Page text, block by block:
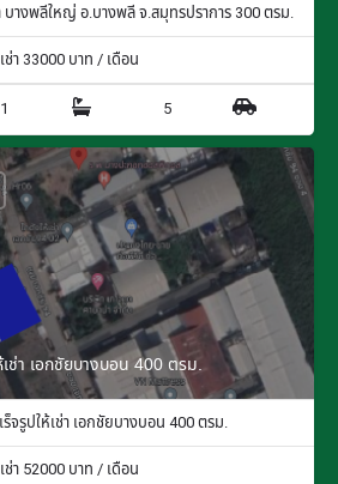
บางพลีใหญ่ อ.บางพลี จ.สมุทรปราการ 300 ตรม.
เช่า 33000 บาท / เดือน
1 5
เช่า เอกชัยบางบอน 400 ตรม.
ร็จรูปให้เช่า เอกชัยบางบอน 400 ตรม.
เช่า 52000 บาท / เดือน